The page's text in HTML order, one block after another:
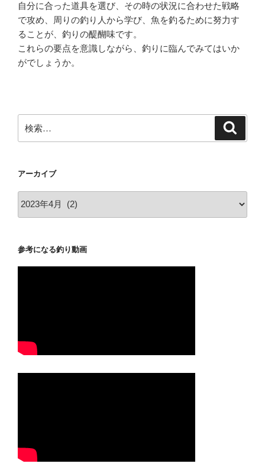
自分に合った道具を選び、その時の状況に合わせた戦略
で攻め、周りの釣り人から学び、魚を釣るために努力す
ることが、釣りの醍醐味です。
これらの要点を意識しながら、釣りに臨んでみてはいか
がでしょうか。
索:
アーカイブ
ブ
参考になる釣り動画